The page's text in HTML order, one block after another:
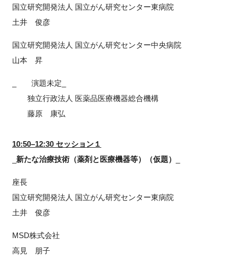
国立研究開発法人 国立がん研究センター東病院
土井 俊彦
国立研究開発法人 国立がん研究センター中央病院
山本 昇
_ 演題未定_
独立行政法人 医薬品医療機器総合機構
藤原 康弘
10:50–12:30 セッション１
新たな治療技術（薬剤と医療機器等）（仮題）
座長
国立研究開発法人 国立がん研究センター東病院
土井 俊彦
MSD株式会社
高見 朋子